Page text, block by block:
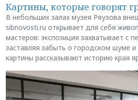
Картины, которые говорят
В небольших залах музея Ряузова
sibnovosti.ru открывает для себя
мастеров: экспозиция захватывает с
заставляя забыть о городском шуме и
картины рассказывают историю края